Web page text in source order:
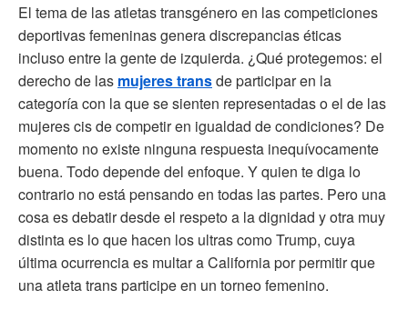
El tema de las atletas transgénero en las competiciones
deportivas femeninas genera discrepancias éticas
incluso entre la gente de izquierda. ¿Qué protegemos: el
derecho de las mujeres transde participar en la
categoría con la que se sienten representadas o el de las
mujeres cis de competir en igualdad de condiciones? De
momento no existe ninguna respuesta inequívocamente
buena. Todo depende del enfoque. Y quien te diga lo
contrario no está pensando en todas las partes. Pero una
cosa es debatir desde el respeto a la dignidad y otra muy
distinta es lo que hacen los ultras como Trump, cuya
última ocurrencia es multar a California por permitir que
una atleta trans participe en un torneo femenino.